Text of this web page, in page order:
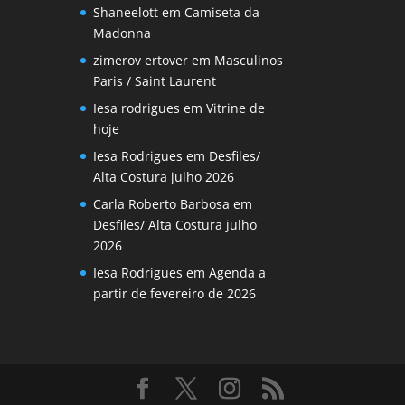
Shaneelott em Camiseta da
Madonna
zimerov ertover em Masculinos
Paris / Saint Laurent
Iesa rodrigues emVitrine de
hoje
Iesa Rodrigues em Desfiles/
Alta Costura julho 2026
Carla Roberto Barbosa em
Desfiles/ Alta Costura julho
2026
Iesa Rodrigues emAgenda a
partir de fevereiro de 2026